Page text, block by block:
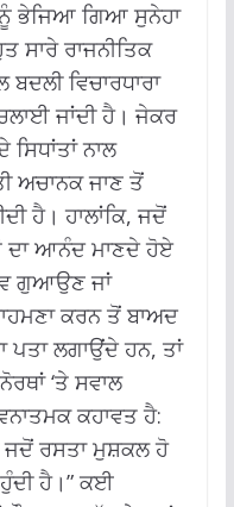
ਭੇਜਿਆ ਗਿਆ ਸੁਨੇਹਾ
ਸਾਰੇ ਰਾਜਨੀਤਿਕ
ਵਿਚਾਰਧਾਰਾ
ਜਾਂਦੀ ਹੈ। ਜੇਕਰ
ਨਾਲ
ਅਚਾਨਕ ਜਾਣ ਤੋਂ
ਹੈ। ਹਾਲਾਂਕਿ, ਜਦੋਂ
ਆਨੰਦ ਮਾਣਦੇ ਹੋਏ
ਗੁਆਉਣ ਜਾਂ
ਕਰਨ ਤੋਂ ਬਾਅਦ
ਪਤਾ ਲਗਾਉਂਦੇ ਹਨ, ਤਾਂ
‘ਤੇ ਸਵਾਲ
ਕਹਾਵਤ ਹੈ:
ਜਦੋਂ ਰਸਤਾ ਮੁਸ਼ਕਲ ਹੋ
ਹੈ।”ਕਈ